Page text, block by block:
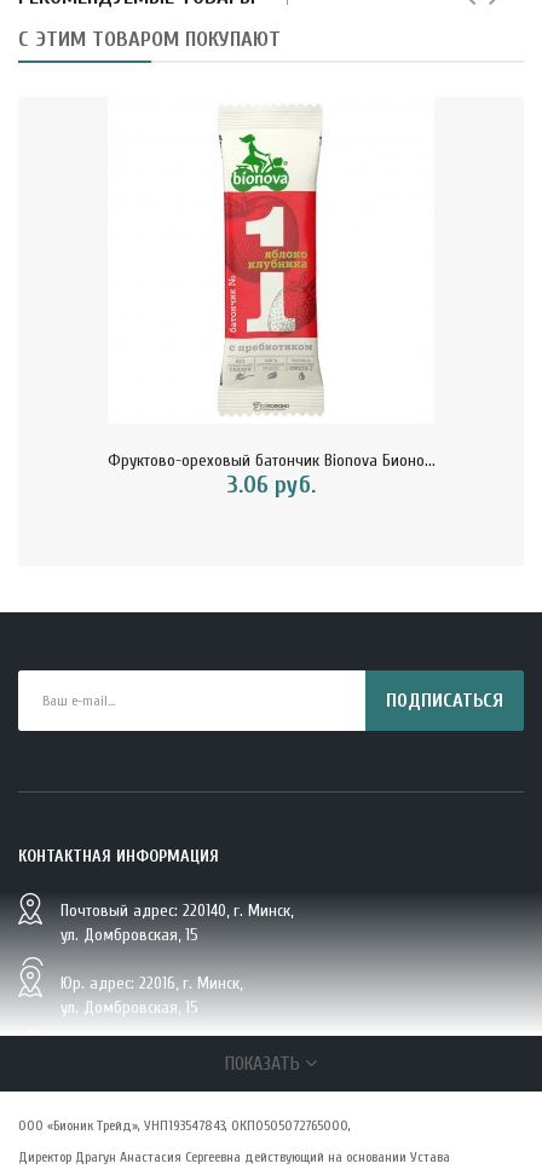
С ЭТИМ ТОВАРОМ ПОКУПАЮТ
Фруктово-ореховый батончик Bionova Бионо...
3.06 руб.
BIO Кокосовая вода тетрапак 330 мл Vietcoco 112878..
5.23 руб.
ПОДПИСАТЬСЯ
КОНТАКТНАЯ ИНФОРМАЦИЯ
Почтовый адрес: 220140, г. Минск,
ул. Домбровская, 15
Юр. адрес: 22016, г. Минск,
ул. Домбровская, 15
+375 (29/33/25) 6 270 870, г. Минск,
zakaz@vsepolezno.by
ПОКАЗАТЬ
ООО «Бионик Трейд», УНП193547843, ОКПО505072765000,
Директор Драгун Анастасия Сергеевна действующий на основании Устава